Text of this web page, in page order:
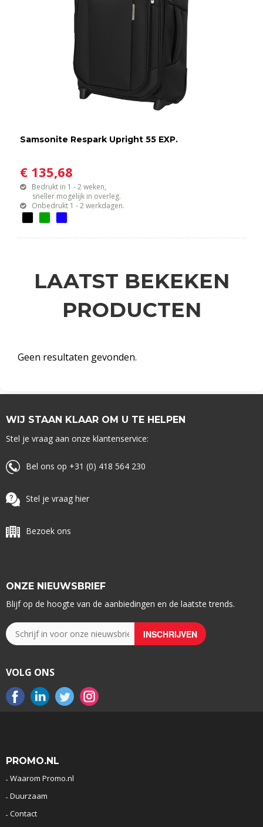
Samsonite Respark Upright 55 EXP.
€ 135,68
Bedrukt in 1 - 2 weken,
sneller mogelijk in overleg.
Onbedrukt 1 - 2 werkdagen.
LAATST BEKEKEN
PRODUCTEN
Geen resultaten gevonden.
WIJ STAAN KLAAR OM U TE HELPEN
Stel je vraag aan onze klantenservice:
Bel ons op +31 (0) 418 564 230
Stel je vraag hier
Bezoek ons
ONZE NIEUWSBRIEF
Blijf op de hoogte van de aanbiedingen en de laatste trends.
VOLG ONS
PROMO.NL
Waarom Promo.nl
Duurzaam
Contact